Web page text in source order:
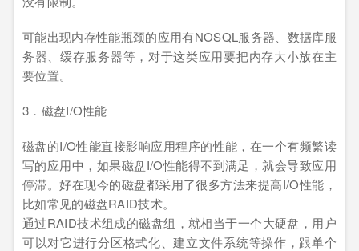
可能出现内存性能瓶颈的应用有NOSQL服务器、数据库服
务器、缓存服务器等，对于这类应用要把内存大小放在主
要位置。
3．磁盘I/O性能
磁盘的I/O性能直接影响应用程序的性能，在一个有频繁读
写的应用中，如果磁盘I/O性能得不到满足，就会导致应用
停滞。好在现今的磁盘都采用了很多方法来提高I/O性能，
比如常见的磁盘RAID技术。
通过RAID技术组成的磁盘组，就相当于一个大硬盘，用户
可以对它进行分区格式化、建立文件系统等操作，跟单个